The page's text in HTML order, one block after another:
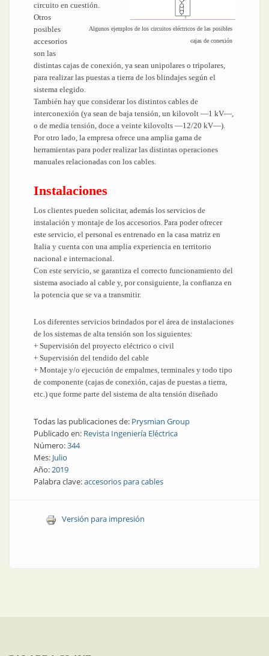
Algunos ejemplos de los circuitos eléctricos de las posibles
cajas de conexión
circuito en cuestión.
Otros
posibles
accesorios
son las
distintas cajas de conexión, ya sean unipolares o tripolares,
para realizar las puestas a tierra de los blindajes según el
sistema elegido.
También hay que considerar los distintos cables de
interconexión (ya sean de baja tensión, un kilovolt —1 kV—,
o de media tensión, doce a veinte kilovolts —12/20 kV—).
Por otro lado, la empresa ofrece una amplia gama de
herramientas para poder realizar las distintas operaciones
manuales relacionadas con los cables.
Instalaciones
Los clientes pueden solicitar, además los servicios de
instalación y montaje de los accesorios. Para poder ofrecer
este servicio, el personal es entrenado en la casa matriz en
Italia y cuenta con una amplia experiencia en territorio
nacional e internacional.
Con este servicio, se garantiza el correcto funcionamiento del
sistema asociado al cable y, por consiguiente, la confianza en
la potencia que se va a transmitir.
Los diferentes servicios brindados por el área de instalaciones
de los sistemas de alta tensión son los siguientes:
+ Supervisión del proyecto eléctrico o civil
+ Supervisión del tendido del cable
+ Montaje y/o ejecución de empalmes, terminales y todo tipo
de componente (cajas de conexión, cajas de puestas a tierra,
etc.) que forme parte del sistema de alta tensión diseñado
Todas las publicaciones de: Prysmian Group
Publicado en: Revista Ingeniería Eléctrica
Número:344
Mes: Julio
Año:2019
Palabra clave:accesorios para cables
Versión para impresión